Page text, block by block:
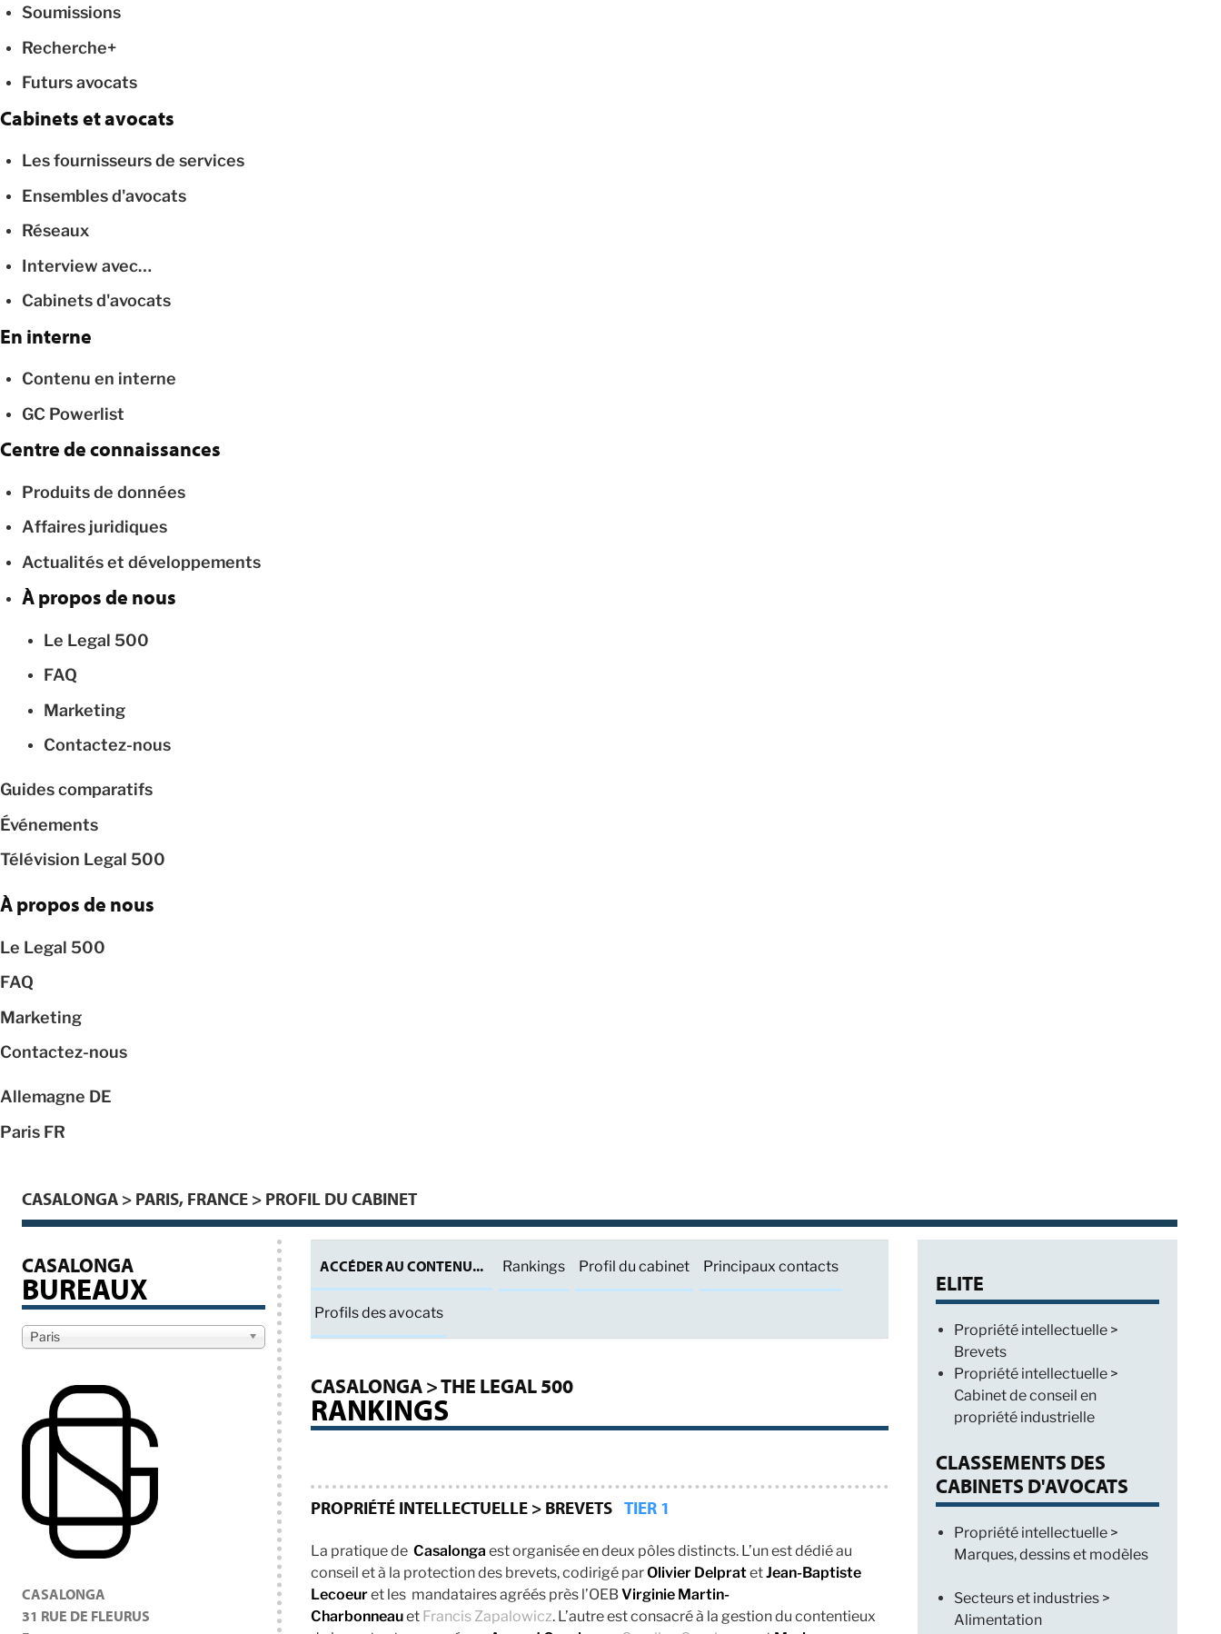
Soumissions
Recherche+
Futurs avocats
Cabinets et avocats
Les fournisseurs de services
Ensembles d'avocats
Réseaux
Interview avec…
Cabinets d'avocats
En interne
Contenu en interne
GC Powerlist
Centre de connaissances
Produits de données
Affaires juridiques
Actualités et développements
À propos de nous
Le Legal 500
FAQ
Marketing
Contactez-nous
Guides comparatifs
Événements
Télévision Legal 500
À propos de nous
Le Legal 500
FAQ
Marketing
Contactez-nous
Allemagne DE
Paris FR
CASALONGA > PARIS, FRANCE > PROFIL DU CABINET
CASALONGA
BUREAUX
Paris
CASALONGA
31 RUE DE FLEURUS
ACCÉDER AU CONTENU... Rankings Profil du cabinet Principaux contacts
Profils des avocats
CASALONGA > THE LEGAL 500
RANKINGS
PROPRIÉTÉ INTELLECTUELLE > BREVETS TIER 1
La pratique de Casalonga est organisée en deux pôles distincts. L’un est dédié au
conseil et à la protection des brevets, codirigé parOlivier DelpratetJean-Baptiste
Lecoeuret les mandataires agréés près l’OEBVirginie Martin-
Charbonneauet Francis Zapalowicz. L’autre est consacré à la gestion du contentieux
ELITE
Propriété intellectuelle >
Brevets
Propriété intellectuelle >
Cabinet de conseil en
propriété industrielle
CLASSEMENTS DES
CABINETS D'AVOCATS
Propriété intellectuelle >
Marques, dessins et modèles
Secteurs et industries >
Alimentation